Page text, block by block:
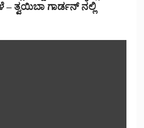
– ತ್ವಯಿಬಾ ಗಾರ್ಡನ್ ನಲ್ಲಿ